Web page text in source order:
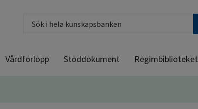
Vårdförlopp Stöddokument Regimbiblioteket